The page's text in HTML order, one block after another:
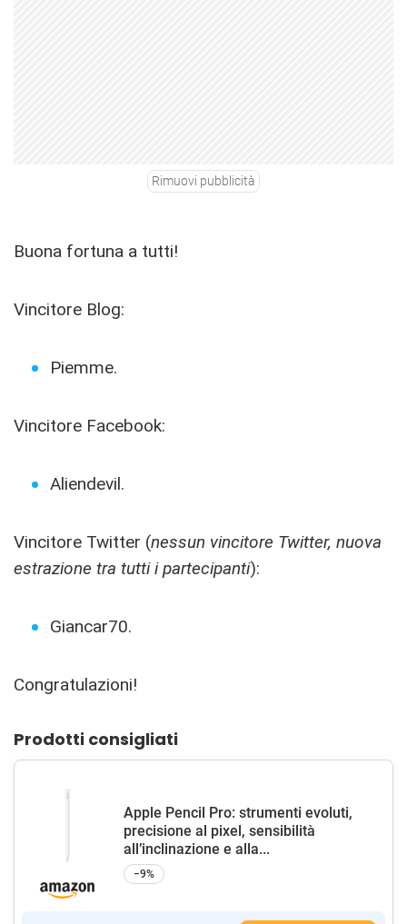
Rimuovi pubblicità
Buona fortuna a tutti!
Vincitore Blog:
Piemme.
Vincitore Facebook:
Aliendevil.
Vincitore Twitter (nessun vincitore Twitter, nuova
estrazione tra tutti i partecipanti):
Giancar70.
Congratulazioni!
Prodotti consigliati
Apple Pencil Pro: strumenti evoluti,
precisione al pixel, sensibilità
all’inclinazione e alla...
−9%